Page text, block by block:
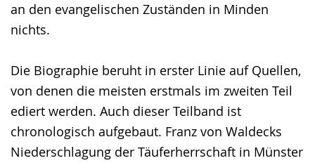
an den evangelischen Zuständen in Minden
nichts.
Die Biographie beruht in erster Linie auf Quellen,
von denen die meisten erstmals im zweiten Teil
ediert werden. Auch dieser Teilband ist
chronologisch aufgebaut. Franz von Waldecks
Niederschlagung der Täuferherrschaft in Münster